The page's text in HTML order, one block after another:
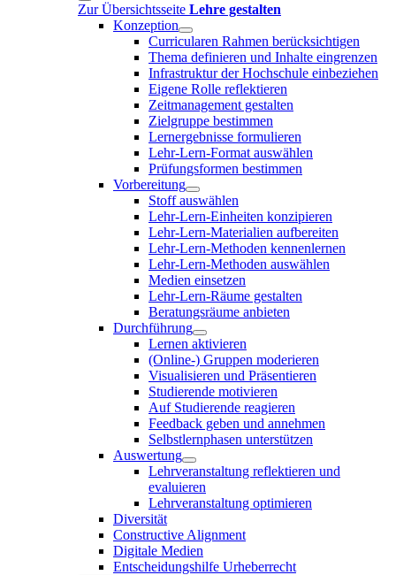
Zur Übersichtsseite Lehre gestalten
Konzeption
Curricularen Rahmen berücksichtigen
Thema definieren und Inhalte eingrenzen
Infrastruktur der Hochschule einbeziehen
Eigene Rolle reflektieren
Zeitmanagement gestalten
Zielgruppe bestimmen
Lernergebnisse formulieren
Lehr-Lern-Format auswählen
Prüfungsformen bestimmen
Vorbereitung
Stoff auswählen
Lehr-Lern-Einheiten konzipieren
Lehr-Lern-Materialien aufbereiten
Lehr-Lern-Methoden kennenlernen
Lehr-Lern-Methoden auswählen
Medien einsetzen
Lehr-Lern-Räume gestalten
Beratungsräume anbieten
Durchführung
Lernen aktivieren
(Online-) Gruppen moderieren
Visualisieren und Präsentieren
Studierende motivieren
Auf Studierende reagieren
Feedback geben und annehmen
Selbstlernphasen unterstützen
Auswertung
Lehrveranstaltung reflektieren und
evaluieren
Lehrveranstaltung optimieren
Diversität
Constructive Alignment
Digitale Medien
Entscheidungshilfe Urheberrecht